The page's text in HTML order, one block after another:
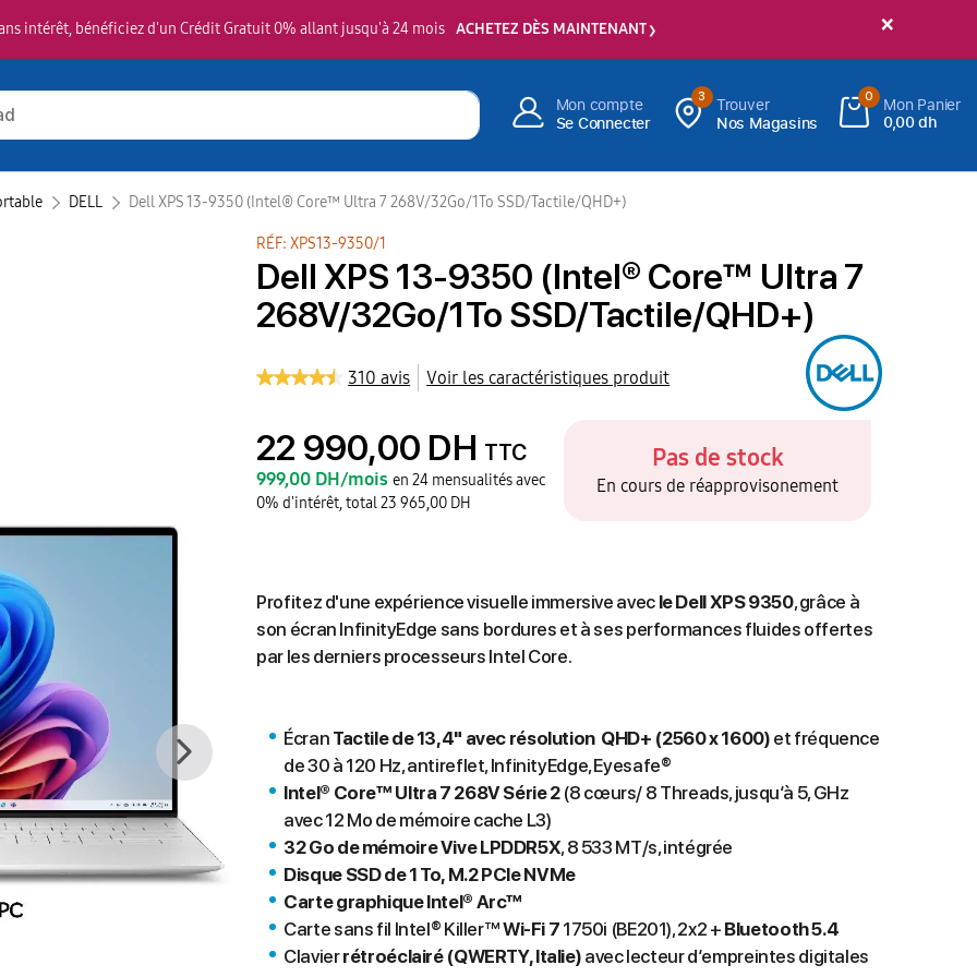
×
intérêt, bénéficiez d'un Crédit Gratuit 0% allant jusqu'à 24 mois ACHETEZ DÈS MAINTENANT
Mon compte
Se Connecter
3
Trouver
Nos Magasins
0
Mon Panier
0,00 dh
DELL‎ Dell XPS 13-9350 (Intel® Core™ Ultra 7 268V/32Go/1To SSD/Tactile/QHD+)
RÉF: XPS13-9350/1
Dell XPS 13-9350 (Intel® Core™ Ultra 7
268V/32Go/1To SSD/Tactile/QHD+)
310 avis Voir les caractéristiques produit
22 990,00 DH TTC
999,00 DH/moisen 24 mensualités avec
0% d'intérêt, total 23 965,00 DH
Pas de stock
En cours de réapprovisonement
Profitez d'une expérience visuelle immersive avec le Dell XPS 9350, grâce à
son écran InfinityEdge sans bordures et à ses performances fluides offertes
par les derniers processeurs Intel Core.
Écran Tactile de 13,4" avec résolution QHD+ (2560 x 1600) et fréquence
de 30 à 120 Hz, antireflet, InfinityEdge, Eyesafe®
Intel® Core™ Ultra 7 268V Série 2 (8 cœurs/ 8 Threads, jusqu‘à 5, GHz
avec 12 Mo de mémoire cache L3)
32 Go de mémoire Vive LPDDR5X, 8 533 MT/s, intégrée
Disque SSD de 1 To, M.2 PCIe NVMe
Carte graphique Intel® Arc™
Carte sans fil Intel® Killer™Wi-Fi 7 1750i (BE201), 2x2 + Bluetooth 5.4
Clavierrétroéclairé (QWERTY, Italie) avec lecteur d‘empreintes digitales